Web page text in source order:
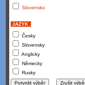
Slovensko
JAZYK :
Česky
Slovensky
Anglicky
Německy
Rusky